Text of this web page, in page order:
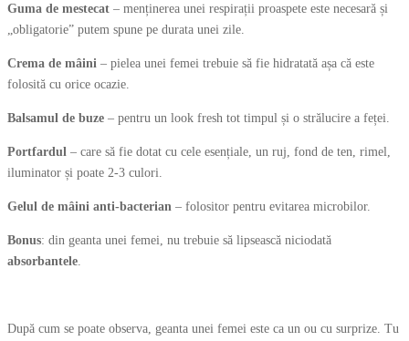
Guma de mestecat – menținerea unei respirații proaspete este necesară și
„obligatorie” putem spune pe durata unei zile.
Crema de mâini – pielea unei femei trebuie să fie hidratată așa că este
folosită cu orice ocazie.
Balsamul de buze – pentru un look fresh tot timpul și o strălucire a feței.
Portfardul – care să fie dotat cu cele esențiale, un ruj, fond de ten, rimel,
iluminator și poate 2-3 culori.
Gelul de mâini anti-bacterian – folositor pentru evitarea microbilor.
Bonus: din geanta unei femei, nu trebuie să lipsească niciodată
absorbantele
După cum se poate observa, geanta unei femei este ca un ou cu surprize. Tu